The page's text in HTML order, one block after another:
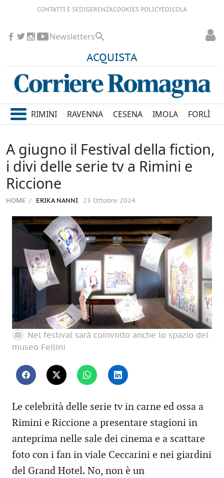
CONTATTI E SEDIGERENZACOOKIES POLICYEDICOLA
ACQUISTA
Newsletters
RIMINI RAVENNA CESENA IMOLA FORLÌ
A giugno il Festival della fiction,
i divi delle serie tv a Rimini e
Riccione
HOME ERIKA NANNI 23 Ottobre 2024
Nel festival sarà coinvolto anche lo spazio del
museo Fellini
Le celebrità delle serie tv in carne ed ossa a
Rimini e Riccione a presentare stagioni in
anteprima nelle sale dei cinema e a scattare
foto con i fan in viale Ceccarini e nei giardini
del Grand Hotel. No, non è un